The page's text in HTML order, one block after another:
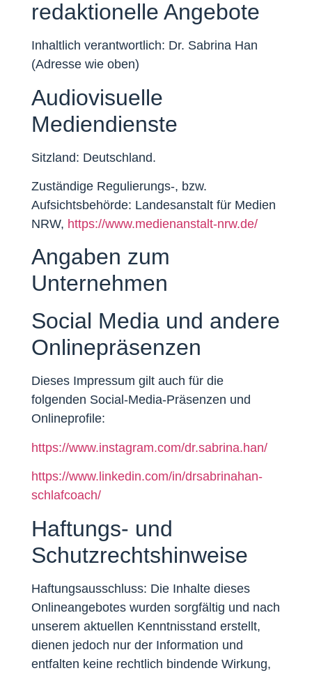
redaktionelle Angebote
Inhaltlich verantwortlich: Dr. Sabrina Han
(Adresse wie oben)
Audiovisuelle
Mediendienste
Sitzland: Deutschland.
Zuständige Regulierungs-, bzw.
Aufsichtsbehörde: Landesanstalt für Medien
NRW, https://www.medienanstalt-nrw.de/
Angaben zum
Unternehmen
Social Media und andere
Onlinepräsenzen
Dieses Impressum gilt auch für die
folgenden Social-Media-Präsenzen und
Onlineprofile:
https://www.instagram.com/dr.sabrina.han/
https://www.linkedin.com/in/drsabrinahan-
schlafcoach/
Haftungs- und
Schutzrechtshinweise
Haftungsausschluss: Die Inhalte dieses
Onlineangebotes wurden sorgfältig und nach
unserem aktuellen Kenntnisstand erstellt,
dienen jedoch nur der Information und
entfalten keine rechtlich bindende Wirkung,